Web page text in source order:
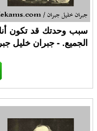
سبب وحدتك قد تكون
الجميع. - جبران خليل